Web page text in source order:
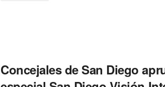
Concejales de San Diego